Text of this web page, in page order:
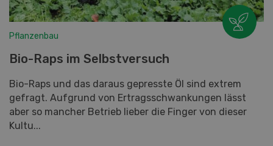
Pflanzenbau
Bio-Raps im Selbstversuch
Bio-Raps und das daraus gepresste Öl sind extrem
gefragt. Aufgrund von Ertragsschwankungen lässt
aber so mancher Betrieb lieber die Finger von dieser
Kultu...